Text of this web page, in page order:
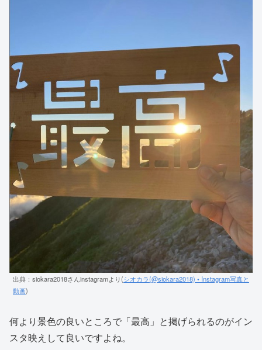
出典：siokara2018さんinstagramより(シオカラ(@siokara2018) • Instagram写真と
動画)
何より景色の良いところで「最高」と掲げられるのがイン
スタ映えして良いですよね。